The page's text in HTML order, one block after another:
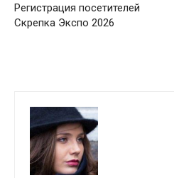
Регистрация посетителей
Скрепка Экспо 2026